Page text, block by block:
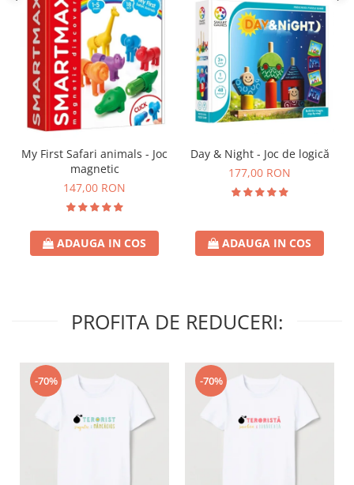
My First Safari animals - Joc
magnetic
147,00 RON
ADAUGA IN COS
Day & Night - Joc de logică
177,00 RON
ADAUGA IN COS
PROFITA DE REDUCERI:
-70% -70%